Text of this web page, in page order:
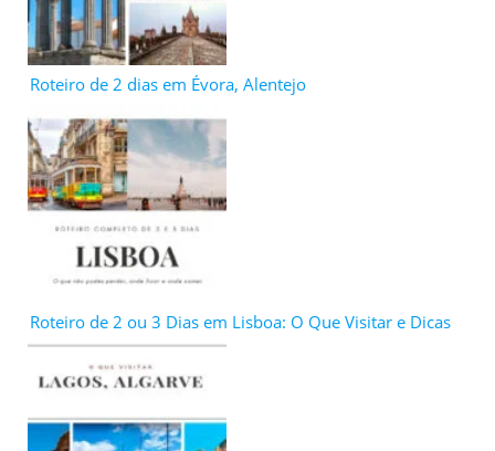
Roteiro de 2 dias em Évora, Alentejo
Roteiro de 2 ou 3 Dias em Lisboa: O Que Visitar e Dicas